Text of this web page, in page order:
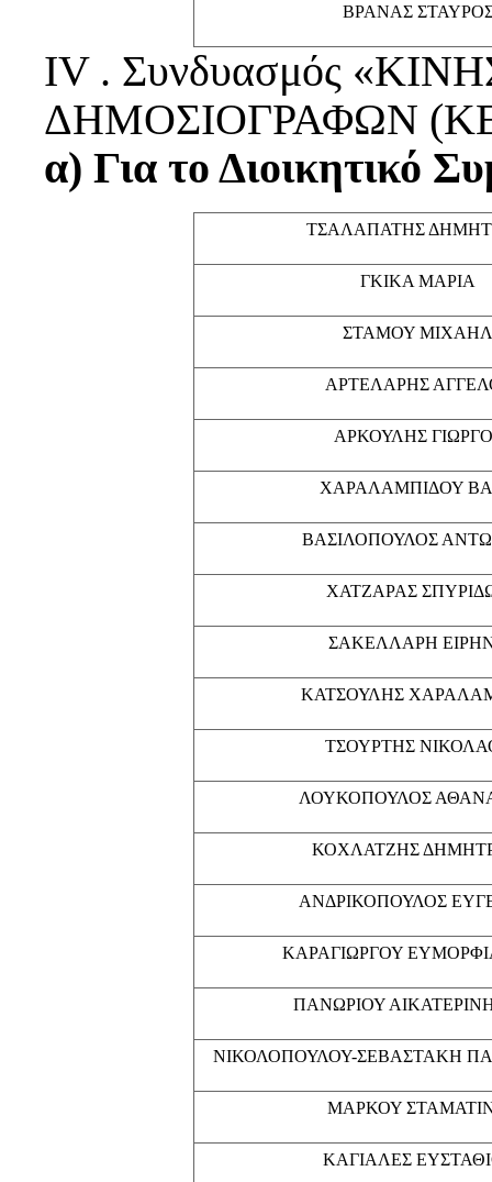
ΒΡΑΝΑΣ
ΙV . Συνδυασμός
ΔΗΜΟΣΙΟΓΡΑΦΩΝ
α) Για το Διοικητικό
ΤΣΑΛΑΠΑΤΗΣ
ΓΚΙΚΑ ΜΑΡΙΑ
ΣΤΑΜΟΥ ΜΙΧΑΗΛ
ΑΡΤΕΛΑΡΗΣ
ΑΡΚΟΥΛΗΣ
ΧΑΡΑΛΑΜΠΙΔΟΥ
ΒΑΣΙΛΟΠΟΥΛΟΣ
ΧΑΤΖΑΡΑΣ
ΣΑΚΕΛΛΑΡΗ
ΚΑΤΣΟΥΛΗΣ
ΤΣΟΥΡΤΗΣ
ΛΟΥΚΟΠΟΥΛΟΣ
ΚΟΧΛΑΤΖΗΣ
ΑΝΔΡΙΚΟΠΟΥΛΟΣ
ΚΑΡΑΓΙΩΡΓΟΥ
ΠΑΝΩΡΙΟΥ
ΝΙΚΟΛΟΠΟΥΛΟΥ-ΣΕΒΑΣΤΑΚΗ
ΜΑΡΚΟΥ
ΚΑΓΙΑΛΕΣ